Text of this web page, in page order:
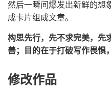
然后一瞬间爆发出新鲜的想
成卡片组成文章。
构思先行，先不求完美，先
善；目的在于打破写作畏惧
修改作品